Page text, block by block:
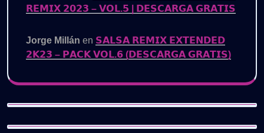
𝗥𝗘𝗠𝗜𝗫 𝟮𝟬𝟮𝟯 – 𝗩𝗢𝗟.𝟱 | 𝗗𝗘𝗦𝗖𝗔𝗥𝗚𝗔 𝗚𝗥𝗔𝗧𝗜𝗦
Jorge Millán en 𝗦𝗔𝗟𝗦𝗔 𝗥𝗘𝗠𝗜𝗫 𝗘𝗫𝗧𝗘𝗡𝗗𝗘𝗗
𝟮𝗞𝟮𝟯 – 𝗣𝗔𝗖𝗞 𝗩𝗢𝗟.𝟲 (𝗗𝗘𝗦𝗖𝗔𝗥𝗚𝗔 𝗚𝗥𝗔𝗧𝗜𝗦)